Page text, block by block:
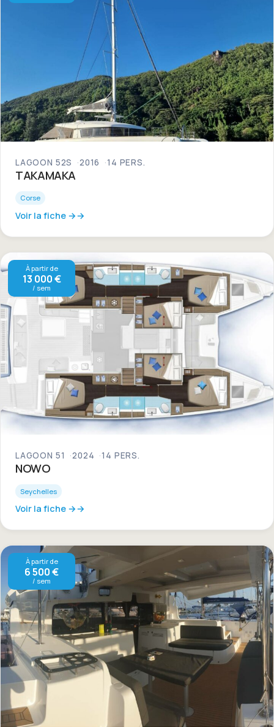
LAGOON 52S 2016 14 PERS.
TAKAMAKA
Corse
Voir la fiche →
À partir de
13 000 €
/ sem
LAGOON 51 2024 14 PERS.
NOWO
Seychelles
Voir la fiche →
À partir de
6 500 €
/ sem